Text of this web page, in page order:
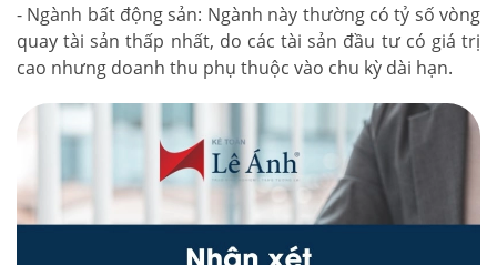
- Ngành bất động sản: Ngành này thường có tỷ số vòng
quay tài sản thấp nhất, do các tài sản đầu tư có giá trị
cao nhưng doanh thu phụ thuộc vào chu kỳ dài hạn.